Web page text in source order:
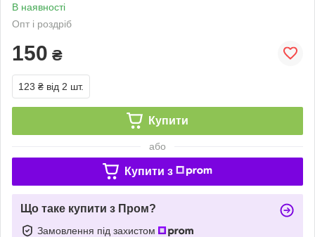
В наявності
Опт і роздріб
150 ₴
123 ₴ від 2 шт.
Купити
або
Купити з
Що таке купити з Пром?
Замовлення під захистом